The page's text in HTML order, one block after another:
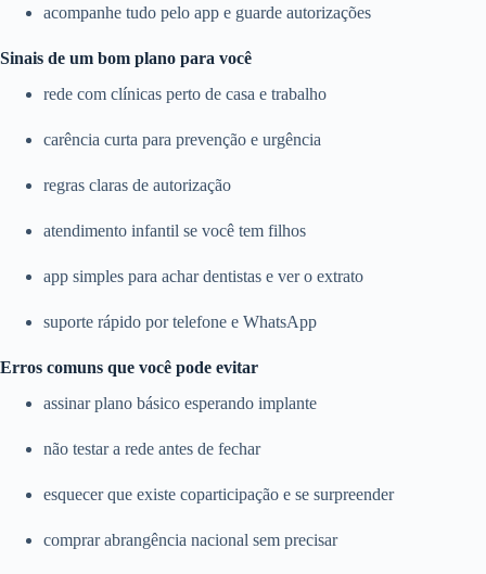
acompanhe tudo pelo app e guarde autorizações
Sinais de um bom plano para você
rede com clínicas perto de casa e trabalho
carência curta para prevenção e urgência
regras claras de autorização
atendimento infantil se você tem filhos
app simples para achar dentistas e ver o extrato
suporte rápido por telefone e WhatsApp
Erros comuns que você pode evitar
assinar plano básico esperando implante
não testar a rede antes de fechar
esquecer que existe coparticipação e se surpreender
comprar abrangência nacional sem precisar